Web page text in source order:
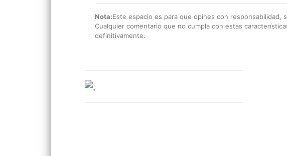
Nota:Este espacio es para que opines con responsabilidad,
Cualquier comentario que no cumpla con estas
definitivamente.